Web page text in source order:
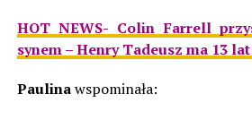
HOT NEWS- Colin Farrell
synem – Henry Tadeusz ma 13
Paulinawspominała: